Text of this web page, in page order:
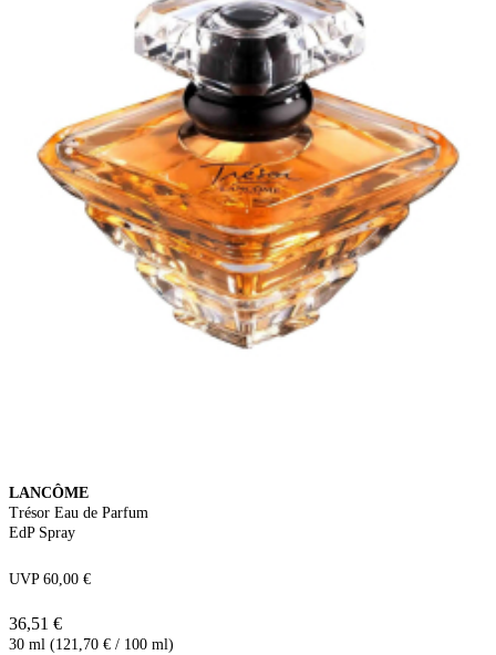
LANCÔME
Trésor Eau de Parfum
EdP Spray
UVP 60,00 €
36,51 €
30 ml (121,70 € / 100 ml)